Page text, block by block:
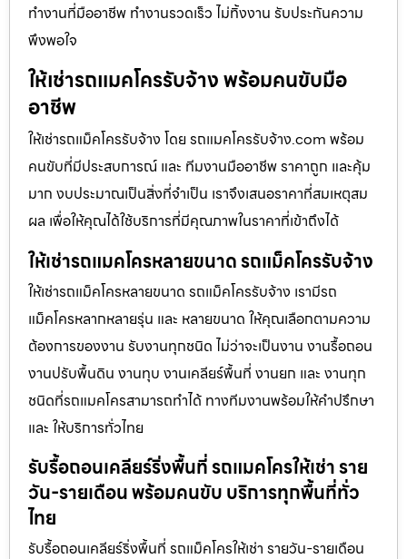
ทำงานที่มืออาชีพ ทำงานรวดเร็ว ไม่ทิ้งงาน รับประกันความ
พึงพอใจ
ให้เช่ารถแมคโครรับจ้าง พร้อมคนขับมือ
อาชีพ
ให้เช่ารถแม็คโครรับจ้าง โดย รถแมคโครรับจ้าง.com พร้อม
คนขับที่มีประสบการณ์ และ ทีมงานมืออาชีพ ราคาถูก และคุ้ม
มาก งบประมาณเป็นสิ่งที่จำเป็น เราจึงเสนอราคาที่สมเหตุสม
ผล เพื่อให้คุณได้ใช้บริการที่มีคุณภาพในราคาที่เข้าถึงได้
ให้เช่ารถแมคโครหลายขนาด รถแม็คโครรับจ้าง
ให้เช่ารถแม็คโครหลายขนาด รถแม็คโครรับจ้าง เรามีรถ
แม็คโครหลากหลายรุ่น และ หลายขนาด ให้คุณเลือกตามความ
ต้องการของงาน รับงานทุกชนิด ไม่ว่าจะเป็นงาน งานรื้อถอน
งานปรับพื้นดิน งานทุบ งานเคลียร์พื้นที่ งานยก และ งานทุก
ชนิดที่รถแมคโครสามารถทำได้ ทางทีมงานพร้อมให้คำปรึกษา
และ ให้บริการทั่วไทย
รับรื้อถอนเคลียร์ริ่งพื้นที่ รถแมคโครให้เช่า ราย
วัน-รายเดือน พร้อมคนขับ บริการทุกพื้นที่ทั่ว
ไทย
รับรื้อถอนเคลียร์ริ่งพื้นที่ รถแม็คโครให้เช่า รายวัน-รายเดือน